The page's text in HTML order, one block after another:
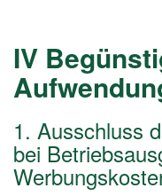
IV
1. Ausschluss
bei